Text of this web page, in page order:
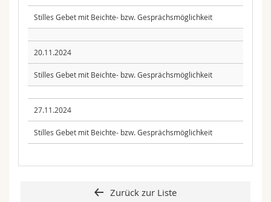
Stilles Gebet mit Beichte- bzw. Gesprächsmöglichkeit
20.11.2024
Stilles Gebet mit Beichte- bzw. Gesprächsmöglichkeit
27.11.2024
Stilles Gebet mit Beichte- bzw. Gesprächsmöglichkeit
Zurück zur Liste